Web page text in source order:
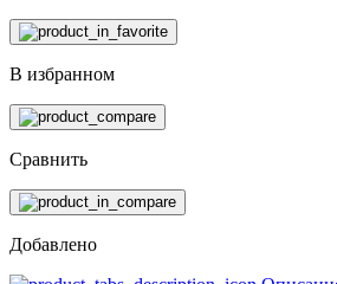
В избранном
Сравнить
Добавлено